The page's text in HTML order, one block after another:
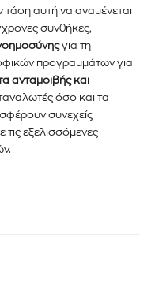
τάση αυτή να αναμένεται
συνθήκες,
νοημοσύνηςγια τη
προγραμμάτων για
ανταμοιβής και
όσο και τα
συνεχείς
τις εξελισσόμενες